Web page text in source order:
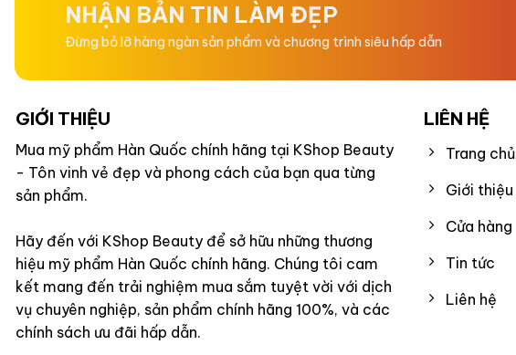
NHẬN BẢN TIN LÀM ĐẸP
Đừng bỏ lỡ hàng ngàn sản phẩm và chương trình siêu hấp dẫn
GIỚI THIỆU
Mua mỹ phẩm Hàn Quốc chính hãng tại KShop Beauty
- Tôn vinh vẻ đẹp và phong cách của bạn qua từng
sản phẩm.
Hãy đến với KShop Beauty để sở hữu những thương
hiệu mỹ phẩm Hàn Quốc chính hãng. Chúng tôi cam
kết mang đến trải nghiệm mua sắm tuyệt vời với dịch
vụ chuyên nghiệp, sản phẩm chính hãng 100%, và các
chính sách ưu đãi hấp dẫn.
LIÊN HỆ
Trang chủ
Giới thiệu
Cửa hàng
Tin tức
Liên hệ